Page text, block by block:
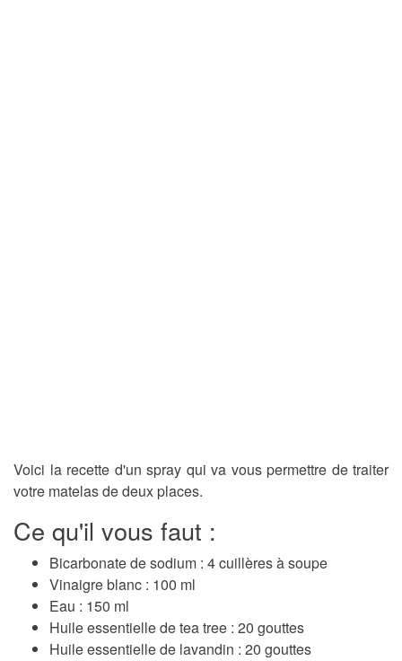
Voici la recette d'un spray qui va vous permettre de traiter
votre matelas de deux places.
Ce qu'il vous faut :
Bicarbonate de sodium : 4 cuillères à soupe
Vinaigre blanc : 100 ml
Eau : 150 ml
Huile essentielle de tea tree : 20 gouttes
Huile essentielle de lavandin : 20 gouttes